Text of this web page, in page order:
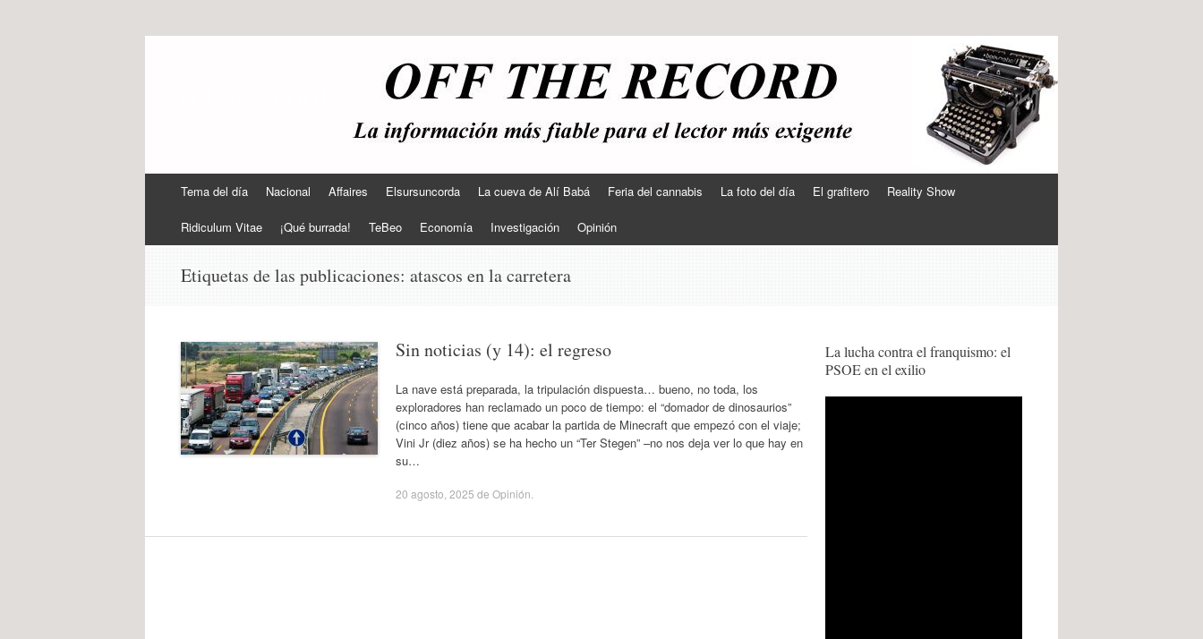
contenido
Tema del día Nacional Affaires Elsursuncorda La cueva de Alí Babá Feria del cannabis La foto del día El grafitero Reality Show
Ridiculum Vitae ¡Qué burrada! TeBeo Economía Investigación Opinión
Etiquetas de las publicaciones: atascos en la carretera
Sin noticias (y 14): el regreso
La nave está preparada, la tripulación dispuesta… bueno, no toda, los
exploradores han reclamado un poco de tiempo: el “domador de dinosaurios”
(cinco años) tiene que acabar la partida de Minecraft que empezó con el viaje;
Vini Jr (diez años) se ha hecho un “Ter Stegen” –no nos deja ver lo que hay en
su…
20 agosto, 2025 de Opinión
La lucha contra el franquismo: el
PSOE en el exilio